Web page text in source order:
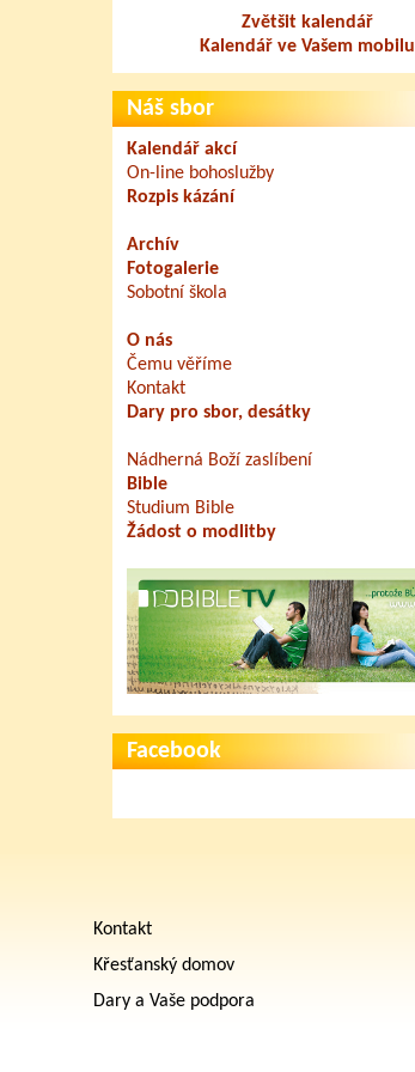
Zvětšit kalendář
Kalendář ve Vašem mobilu
Náš sbor
Kalendář akcí
On-line bohoslužby
Rozpis kázání
Archív
Fotogalerie
Sobotní škola
O nás
Čemu věříme
Kontakt
Dary pro sbor, desátky
Nádherná Boží zaslíbení
Bible
Studium Bible
Žádost o modlitby
Facebook
Kontakt
Křesťanský domov
Dary a Vaše podpora